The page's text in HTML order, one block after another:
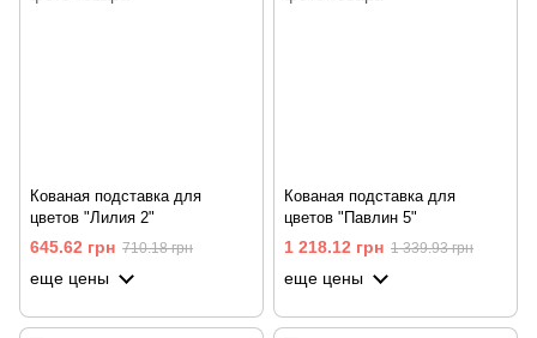
Кованая подставка для
цветов "Лилия 2"
645.62 грн 710.18 грн
еще цены
Кованая подставка для
цветов "Павлин 5"
1 218.12 грн 1 339.93 грн
еще цены